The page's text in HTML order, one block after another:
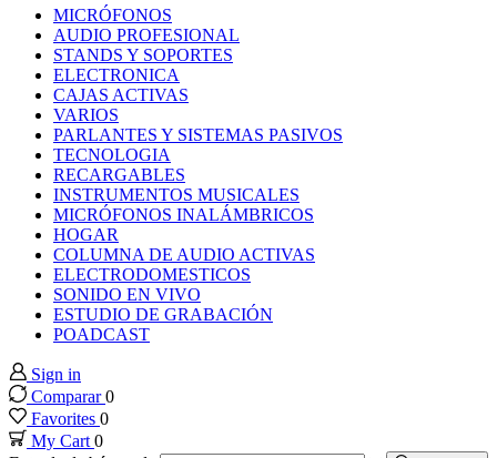
panel
panel
panel
panel
panel
panel
panel
panel
MICRÓFONOS
AUDIO PROFESIONAL
STANDS Y SOPORTES
ELECTRONICA
CAJAS ACTIVAS
VARIOS
PARLANTES Y SISTEMAS PASIVOS
TECNOLOGIA
RECARGABLES
INSTRUMENTOS MUSICALES
MICRÓFONOS INALÁMBRICOS
HOGAR
COLUMNA DE AUDIO ACTIVAS
ELECTRODOMESTICOS
SONIDO EN VIVO
ESTUDIO DE GRABACIÓN
POADCAST
Sign in
Comparar0
Favorites 0
My Cart0